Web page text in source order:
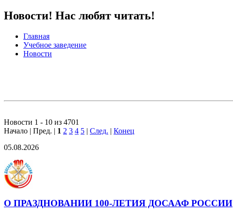
Новости! Нас любят читать!
Главная
Учебное заведение
Новости
Новости 1 - 10 из 4701
Начало | Пред. | 1 2 3 4 5 | След. | Конец
05.08.2026
О ПРАЗДНОВАНИИ 100-ЛЕТИЯ ДОСААФ РОССИИ